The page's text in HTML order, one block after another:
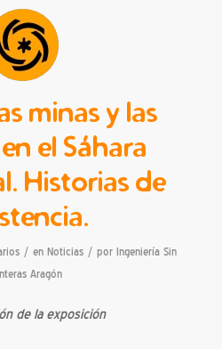
minas y las
el Sáhara
Historias de
/ en Noticias / por Ingeniería Sin
Aragón
de la exposición